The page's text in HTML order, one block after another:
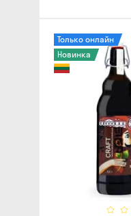
Только онлайн
Новинка